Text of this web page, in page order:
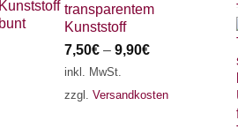
transparentem
Kunststoff
7,50€ – 9,90€
inkl. MwSt.
zzgl. Versandkosten